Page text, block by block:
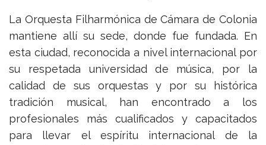
La Orquesta Filharmónica de Cámara de Colonia
mantiene allí su sede, donde fue fundada. En
esta ciudad, reconocida a nivel internacional por
su respetada universidad de música, por la
calidad de sus orquestas y por su histórica
tradición musical, han encontrado a los
profesionales más cualificados y capacitados
para llevar el espíritu internacional de la